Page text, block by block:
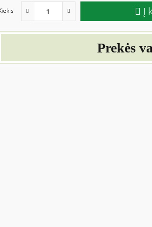
Į
Prekės